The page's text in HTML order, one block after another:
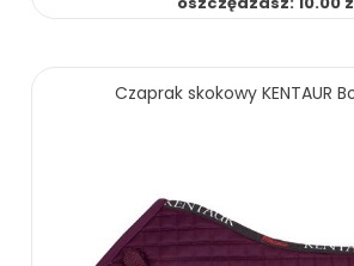
Czaprak skokowy KENTAUR